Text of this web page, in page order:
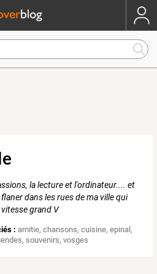
la lecture et l'ordinateur.... et
dans les rues de ma ville qui
vitesse grand V
: amitie,chansons,cuisine,epinal,
,souvenirs,vosges